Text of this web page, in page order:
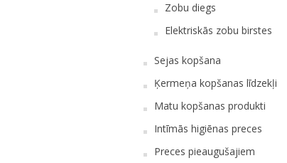
Zobu diegs
Elektriskās zobu birstes
Sejas kopšana
Ķermeņa kopšanas līdzekļi
Matu kopšanas produkti
Intīmās higiēnas preces
Preces pieaugušajiem